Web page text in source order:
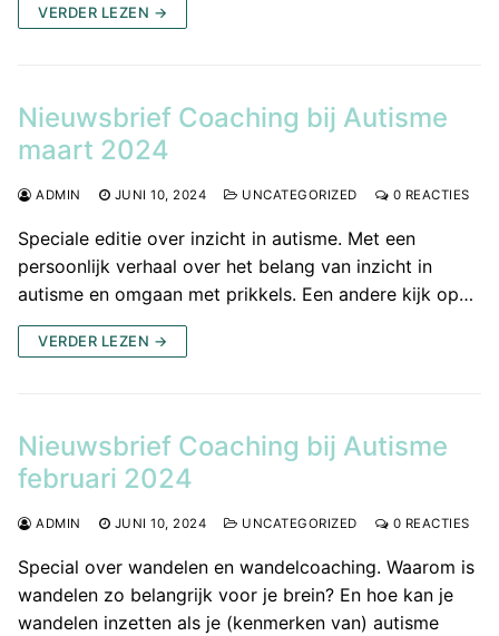
VERDER LEZEN →
Nieuwsbrief Coaching bij Autisme
maart 2024
ADMIN JUNI 10, 2024 UNCATEGORIZED 0 REACTIES
Speciale editie over inzicht in autisme. Met een
persoonlijk verhaal over het belang van inzicht in
autisme en omgaan met prikkels. Een andere kijk op…
VERDER LEZEN →
Nieuwsbrief Coaching bij Autisme
februari 2024
ADMIN JUNI 10, 2024 UNCATEGORIZED 0 REACTIES
Special over wandelen en wandelcoaching. Waarom is
wandelen zo belangrijk voor je brein? En hoe kan je
wandelen inzetten als je (kenmerken van) autisme